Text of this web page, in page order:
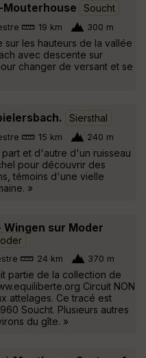
Soucht
19 km 300 m
sur les hauteurs de la vallée
avec descente sur
changer de versant et se
Siersthal
15 km 240 m
et d'autre d'un ruisseau
pour découvrir des
témoins d'une vielle
»
Wingen sur Moder
24 km 370 m
partie de la collection de
Circuit NON
attelages. Ce tracé est
Soucht. Plusieurs autres
du gîte. »